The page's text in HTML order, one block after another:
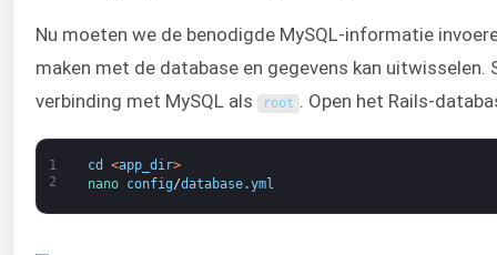
Nu moeten we de benodigde MySQL-informatie
maken met de database en gegevens kan uitwisselen.
verbinding met MySQL als
root . Open het Rails-
1
2
cd <app_dir>
nano config/database.yml